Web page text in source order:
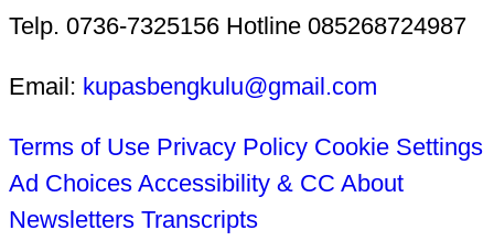
Telp. 0736-7325156 Hotline 085268724987
Email: kupasbengkulu@gmail.com
Terms of Use Privacy Policy Cookie Settings
Ad Choices Accessibility & CC About
Newsletters Transcripts